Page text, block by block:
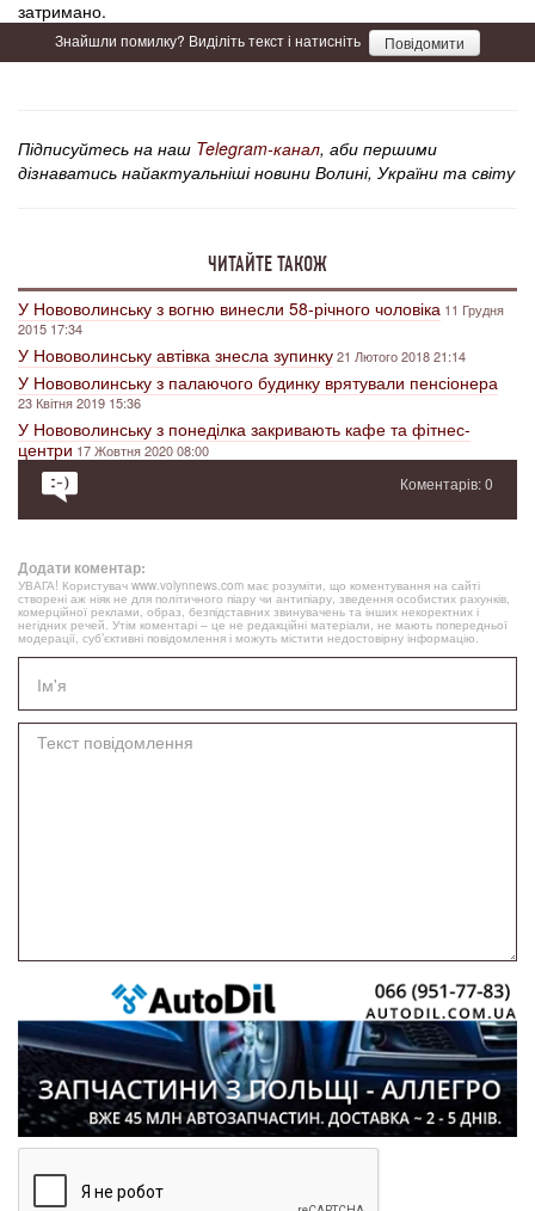
затримано.
Знайшли помилку? Виділіть текст і натисніть Повідомити
Підписуйтесь на наш Telegram-канал, аби першими
дізнаватись найактуальніші новини Волині, України та світу
ЧИТАЙТЕ ТАКОЖ
У Нововолинську з вогню винесли 58-річного чоловіка 11 Грудня
2015 17:34
У Нововолинську автівка знесла зупинку21 Лютого 2018 21:14
У Нововолинську з палаючого будинку врятували пенсіонера
23 Квітня 2019 15:36
У Нововолинську з понеділка закривають кафе та фітнес-
центри 17 Жовтня 2020 08:00
Коментарів: 0
Додати коментар:
УВАГА! Користувач www.volynnews.com має розуміти, що коментування на сайті
створені аж ніяк не для політичного піару чи антипіару, зведення особистих рахунків,
комерційної реклами, образ, безпідставних звинувачень та інших некоректних і
негідних речей. Утім коментарі – це не редакційні матеріали, не мають попередньої
модерації, суб’єктивні повідомлення і можуть містити недостовірну інформацію.